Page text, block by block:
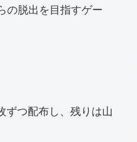
の脱出を目指すゲー
ずつ配布し、残りは山